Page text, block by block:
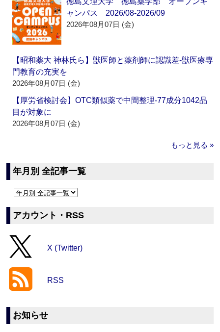
ャンパス 2026/08-2026/09
2026年08月07日 (金)
【昭和薬大 神林氏ら】獣医師と薬剤師に認識差‐獣医療専
門教育の充実を
2026年08月07日 (金)
【厚労省検討会】OTC類似薬で中間整理‐77成分1042品
目が対象に
2026年08月07日 (金)
もっと見る »
年月別 全記事一覧
アカウント・RSS
X (Twitter)
RSS
お知らせ